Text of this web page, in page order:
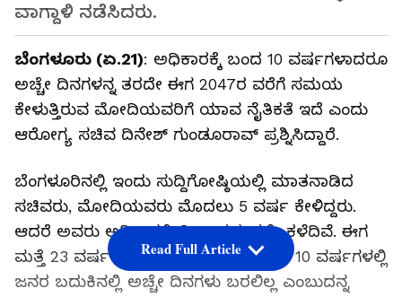
ವಾಗ್ದಾಳಿ ನಡೆಸಿದರು.
ಬೆಂಗಳೂರು (ಏ.21): ಅಧಿಕಾರಕ್ಕೆ ಬಂದ 10 ವರ್ಷಗಳಾದರೂ
ಅಚ್ಚೇ ದಿನಗಳನ್ನ ತರದೇ ಈಗ 2047ರ ವರೆಗೆ ಸಮಯ
ಕೇಳುತ್ತಿರುವ ಮೋದಿಯವರಿಗೆ ಯಾವ ನೈತಿಕತೆ ಇದೆ ಎಂದು
ಆರೋಗ್ಯ ಸಚಿವ ದಿನೇಶ್ ಗುಂಡೂರಾವ್ ಪ್ರಶ್ನಿಸಿದ್ದಾರೆ.
ಬೆಂಗಳೂರಿನಲ್ಲಿ ಇಂದು ಸುದ್ದಿಗೋಷ್ಠಿಯಲ್ಲಿ ಮಾತನಾಡಿದ
ಸಚಿವರು, ಮೋದಿಯವರು ಮೊದಲು 5 ವರ್ಷ ಕೇಳಿದ್ದರು.
ಆದರೆ ಅವರು ಅಧಿಕಾರಕ್ಕೇರಿ 10 ವರ್ಷಗಳೇ ಕಳೆದಿವೆ. ಈಗ
ಮತ್ತೆ 23 ವರ್ಷ ಸಮಯ ಕೇಳ್ತಿದ್ದಾರೆ. ಅಂದರೆ 10 ವರ್ಷಗಳಲ್ಲಿ
ಜನರ ಬದುಕಿನಲ್ಲಿ ಅಚ್ಚೇ ದಿನಗಳು ಬರಲಿಲ್ಲ ಎಂಬುದನ್ನ
Read Full Article